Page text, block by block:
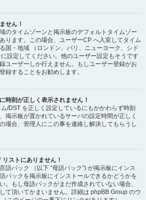
せん！
のタイムゾーンと掲示板のデフォルトタイムゾー
ります。この場合、ユーザーCP へ入室してタイム
国・地域 （ロンドン、パリ、ニューヨーク、シド
設定してください。他のユーザー設定もそうです
ユーザーしか行えません。もしユーザー登録がお
録することをお勧めします。
時刻が正しく表示されません！
/DST を正しく設定しているにもかかわらず時刻
掲示板が置かれているサーバの設定時間が正しく
場合、管理人にこの事を連絡し解決してもらうし
ストにありません！
語パック （以下 “母語パック”) が掲示板にインス
パックを掲示板にインストールできるかどうかを
。もし母語パックがまだ作成されていない場合、
て頂いてかまいません。詳細は phpBB Group のウ